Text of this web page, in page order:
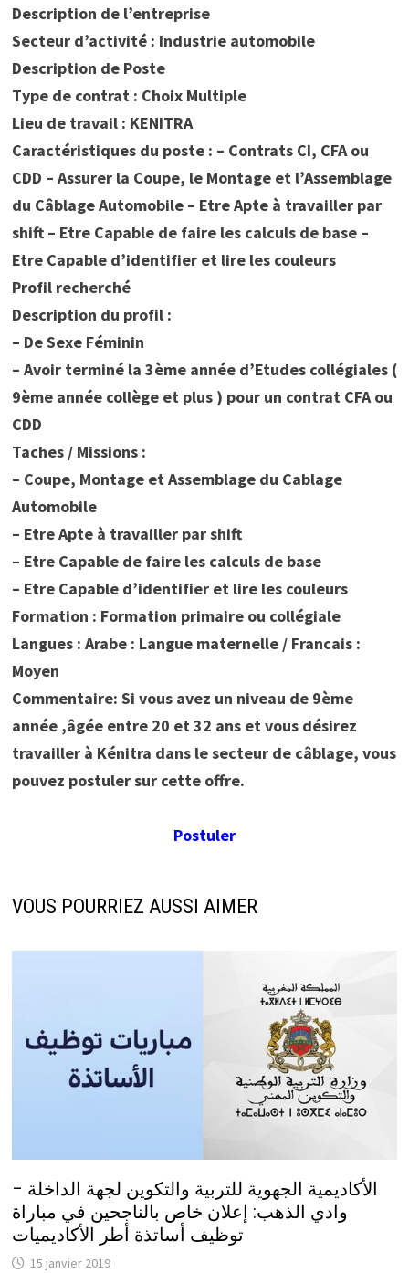
Description de l’entreprise
Secteur d’activité : Industrie automobile
Description de Poste
Type de contrat : Choix Multiple
Lieu de travail : KENITRA
Caractéristiques du poste : – Contrats CI, CFA ou
CDD – Assurer la Coupe, le Montage et l’Assemblage
du Câblage Automobile – Etre Apte à travailler par
shift – Etre Capable de faire les calculs de base –
Etre Capable d’identifier et lire les couleurs
Profil recherché
Description du profil :
– De Sexe Féminin
– Avoir terminé la 3ème année d’Etudes collégiales (
9ème année collège et plus ) pour un contrat CFA ou
CDD
Taches / Missions :
– Coupe, Montage et Assemblage du Cablage
Automobile
– Etre Apte à travailler par shift
– Etre Capable de faire les calculs de base
– Etre Capable d’identifier et lire les couleurs
Formation : Formation primaire ou collégiale
Langues : Arabe : Langue maternelle / Francais :
Moyen
Commentaire: Si vous avez un niveau de 9ème
année ,âgée entre 20 et 32 ans et vous désirez
travailler à Kénitra dans le secteur de câblage, vous
pouvez postuler sur cette offre.
Postuler
VOUS POURRIEZ AUSSI AIMER
الأكاديمية الجهوية للتربية والتكوين لجهة الداخلة –
وادي الذهب: إعلان خاص بالناجحين في مباراة
توظيف أساتذة أطر الأكاديميات
15 janvier 2019